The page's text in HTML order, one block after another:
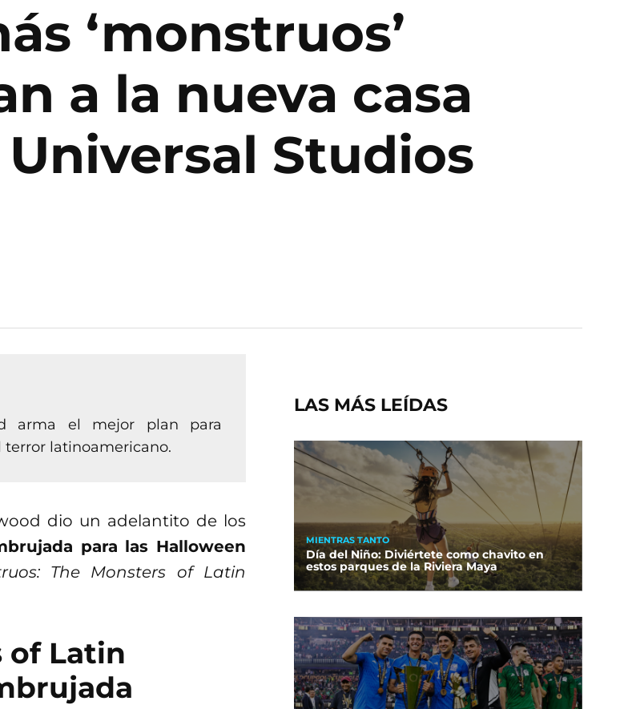
‘monstruos’
a la nueva casa
Studios
arma el mejor plan para
terror latinoamericano.
dio un adelantito de los
para las Halloween
The Monsters of Latin
of Latin
LAS MÁS LEÍDAS
MIENTRAS TANTO
Día del Niño: Diviértete como chavito en
estos parques de la Riviera Maya